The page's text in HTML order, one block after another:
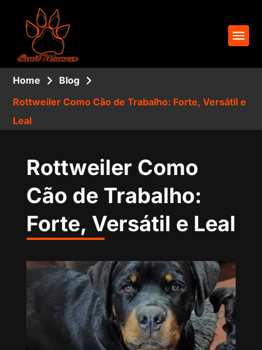
Home
Blog
Rottweiler Como Cão de Trabalho: Forte, Versátil e
Leal
Rottweiler Como
Cão de Trabalho:
Forte, Versátil e Leal